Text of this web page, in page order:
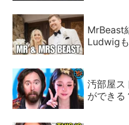
MrBeast
Ludwig
汚部屋
ができる